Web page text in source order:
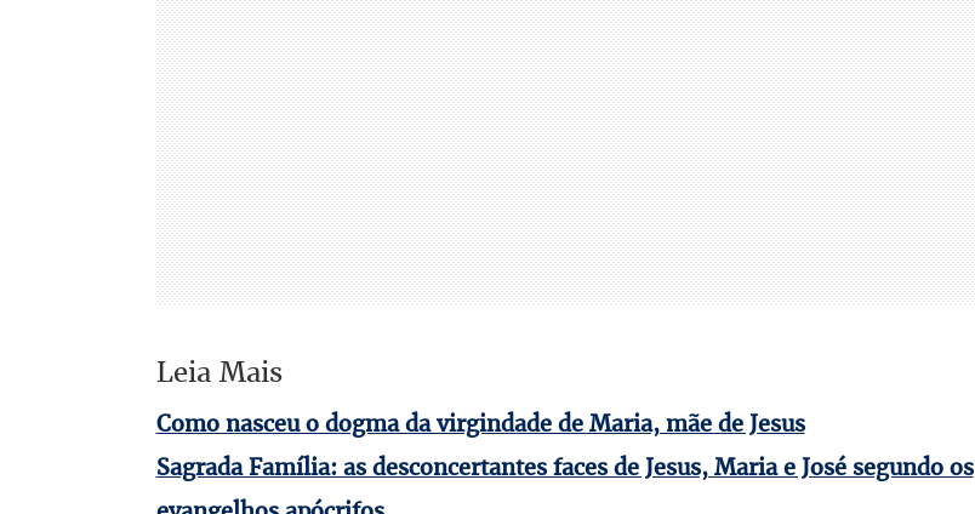
Leia Mais
Como nasceu o dogma da virgindade de Maria, mãe de Jesus
Sagrada Família: as desconcertantes faces de Jesus, Maria e José segundo os